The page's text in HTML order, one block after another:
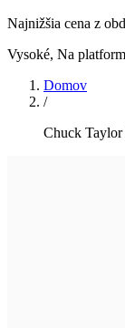
Najnižšia cena z
Vysoké, Na
Domov
/
Chuck